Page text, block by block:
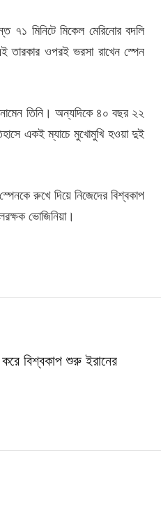
৭১ মিনিটে মিকেল মেরিনোর বদলি
তারকার ওপরই ভরসা রাখেন স্পেন
তিনি। অন্যদিকে ৪০ বছর ২২
একই ম্যাচে মুখোমুখি হওয়া দুই
রুখে দিয়ে নিজেদের বিশ্বকাপ
ভোজিনিয়া।
করে বিশ্বকাপ শুরু ইরানের